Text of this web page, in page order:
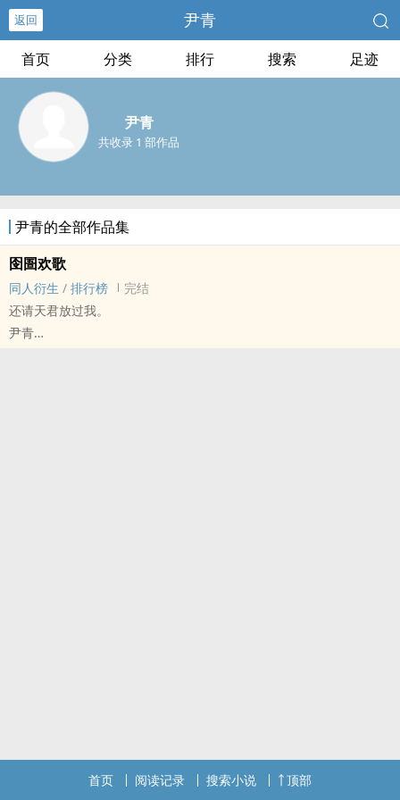
返回 尹青
首页 分类 排行 搜索 足迹
尹青
共收录 1 部作品
尹青的全部作品集
囹圄欢歌
同人衍生 / 排行榜
完结
还请天君放过我。
尹青
首页 阅读记录 搜索小说 顶部